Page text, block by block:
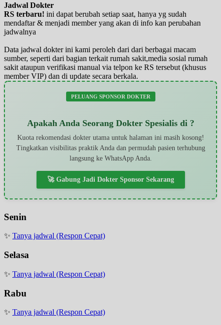
Jadwal Dokter
RS terbaru! ini dapat berubah setiap saat, hanya yg sudah
mendaftar & menjadi member yang akan di info kan perubahan
jadwalnya
Data jadwal dokter ini kami peroleh dari dari berbagai macam
sumber, seperti dari bagian terkait rumah sakit,media sosial rumah
sakit ataupun verifikasi manual via telpon ke RS tersebut (khusus
member VIP) dan di update secara berkala.
PELUANG SPONSOR DOKTER
Apakah Anda Seorang Dokter Spesialis di ?
Kuota rekomendasi dokter utama untuk halaman ini masih kosong!
Tingkatkan visibilitas praktik Anda dan permudah pasien terhubung
langsung ke WhatsApp Anda.
🚀 Gabung Jadi Dokter Sponsor Sekarang
Senin
✨ Tanya jadwal (Respon Cepat)
Selasa
✨ Tanya jadwal (Respon Cepat)
Rabu
✨ Tanya jadwal (Respon Cepat)